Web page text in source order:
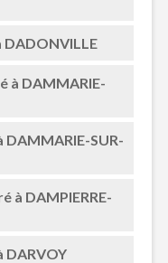
à DAMMARIE-
SUR-
à DAMPIERRE-